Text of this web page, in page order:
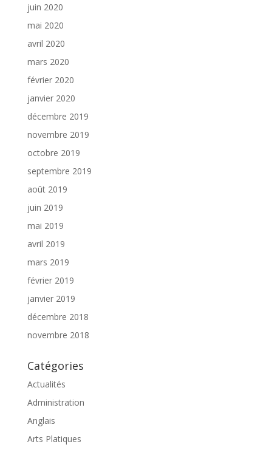
juin 2020
mai 2020
avril 2020
mars 2020
février 2020
janvier 2020
décembre 2019
novembre 2019
octobre 2019
septembre 2019
août 2019
juin 2019
mai 2019
avril 2019
mars 2019
février 2019
janvier 2019
décembre 2018
novembre 2018
Catégories
Actualités
Administration
Anglais
Arts Platiques